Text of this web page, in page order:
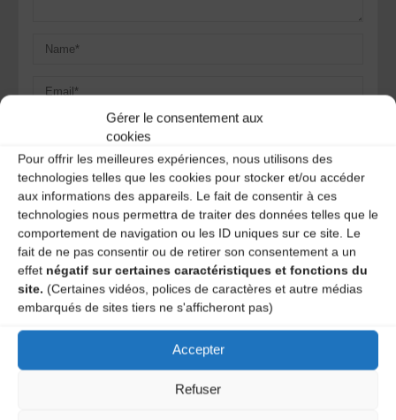
Gérer le consentement aux
cookies
Pour offrir les meilleures expériences, nous utilisons des
technologies telles que les cookies pour stocker et/ou accéder
aux informations des appareils. Le fait de consentir à ces
technologies nous permettra de traiter des données telles que le
comportement de navigation ou les ID uniques sur ce site. Le
fait de ne pas consentir ou de retirer son consentement a un
effet négatif sur certaines caractéristiques et fonctions du
site. (Certaines vidéos, polices de caractères et autre médias
embarqués de sites tiers ne s'afficheront pas)
Accepter
Refuser
Save my name, email, and site URL in my browser for next
time I post a comment.
Ce site utilise Akismet pour réduire les indésirables.En
savoir plus sur la façon dont les données de vos
commentaires sont traitées.